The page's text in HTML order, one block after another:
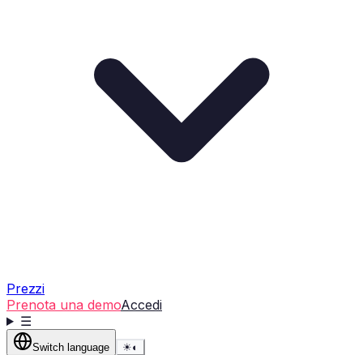
Prezzi
Prenota una demoAccedi
☰
Switch language ☀◐